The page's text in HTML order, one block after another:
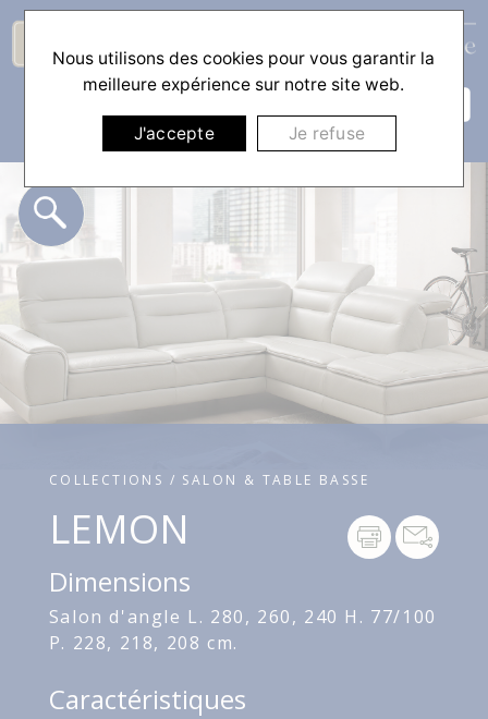
☰
COLLECTIONS / SALON & TABLE BASSE
LEMON
Dimensions
Salon d'angle L. 280, 260, 240 H. 77/100
P. 228, 218, 208 cm.
Caractéristiques
Nous utilisons des cookies pour vous garantir la
meilleure expérience sur notre site web.
J'accepte Je refuse